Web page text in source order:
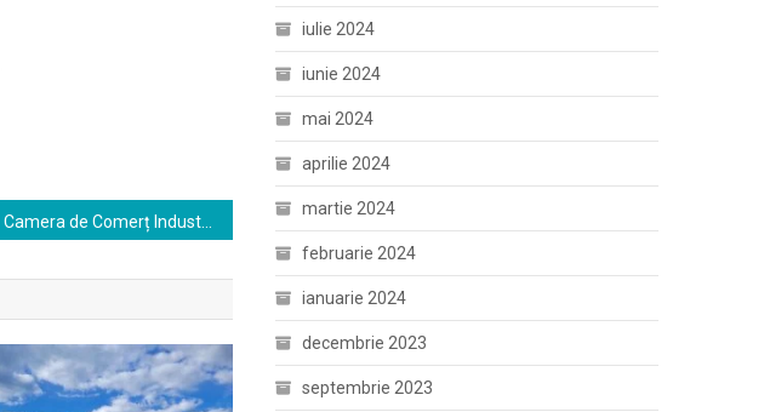
Camera de Comerț Industrie și Agricultură Buzău oferă urmatoarele servicii societăţilor comerciale
iulie 2024
iunie 2024
mai 2024
aprilie 2024
martie 2024
februarie 2024
ianuarie 2024
decembrie 2023
septembrie 2023